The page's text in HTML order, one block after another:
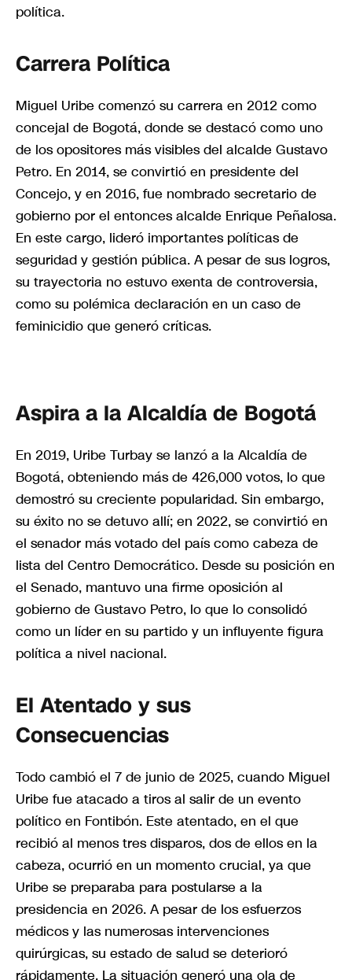
política.
Carrera Política
Miguel Uribe comenzó su carrera en 2012 como
concejal de Bogotá, donde se destacó como uno
de los opositores más visibles del alcalde Gustavo
Petro. En 2014, se convirtió en presidente del
Concejo, y en 2016, fue nombrado secretario de
gobierno por el entonces alcalde Enrique Peñalosa.
En este cargo, lideró importantes políticas de
seguridad y gestión pública. A pesar de sus logros,
su trayectoria no estuvo exenta de controversia,
como su polémica declaración en un caso de
feminicidio que generó críticas.
Aspira a la Alcaldía de Bogotá
En 2019, Uribe Turbay se lanzó a la Alcaldía de
Bogotá, obteniendo más de 426,000 votos, lo que
demostró su creciente popularidad. Sin embargo,
su éxito no se detuvo allí; en 2022, se convirtió en
el senador más votado del país como cabeza de
lista del Centro Democrático. Desde su posición en
el Senado, mantuvo una firme oposición al
gobierno de Gustavo Petro, lo que lo consolidó
como un líder en su partido y un influyente figura
política a nivel nacional.
El Atentado y sus
Consecuencias
Todo cambió el 7 de junio de 2025, cuando Miguel
Uribe fue atacado a tiros al salir de un evento
político en Fontibón. Este atentado, en el que
recibió al menos tres disparos, dos de ellos en la
cabeza, ocurrió en un momento crucial, ya que
Uribe se preparaba para postularse a la
presidencia en 2026. A pesar de los esfuerzos
médicos y las numerosas intervenciones
quirúrgicas, su estado de salud se deterioró
rápidamente. La situación generó una ola de